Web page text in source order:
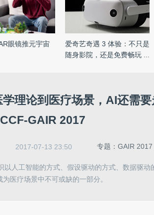
眼镜推元宇宙
爱奇艺奇遇 3 体验：不只是
随身影院，还是免费畅玩 ...
理论到医疗场景，AI还需
CCF-GAIR 2017
2017-07-13 23:50 专题：GAIR 2017
以人工智能的方式、假设驱动的方式、数据驱动
为医疗场景中不可或缺的一部分。